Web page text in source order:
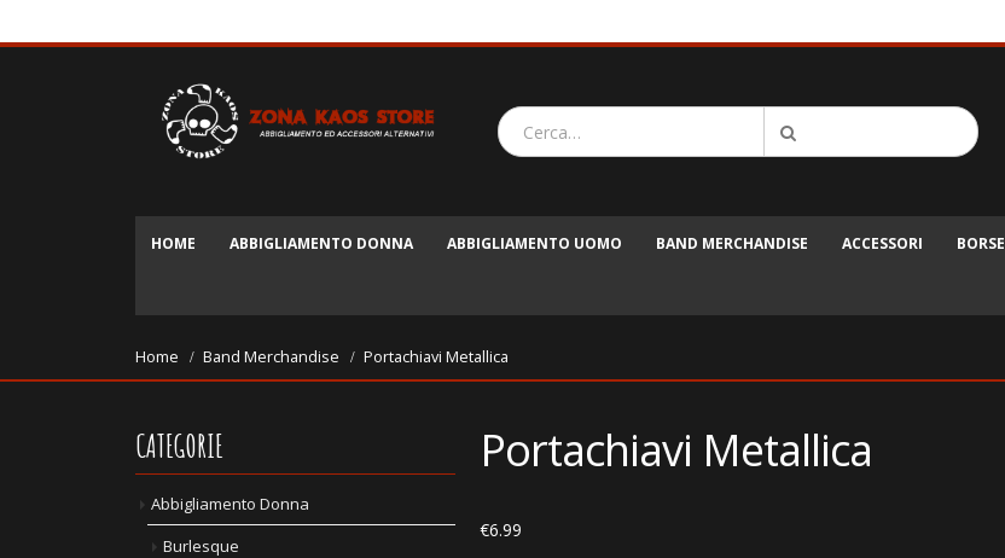
HOME ABBIGLIAMENTO DONNA ABBIGLIAMENTO UOMO BAND MERCHANDISE ACCESSORI BORSE
Home Band Merchandise Portachiavi Metallica
Portachiavi Metallica
€6.99
CATEGORIE
Abbigliamento Donna
Burlesque